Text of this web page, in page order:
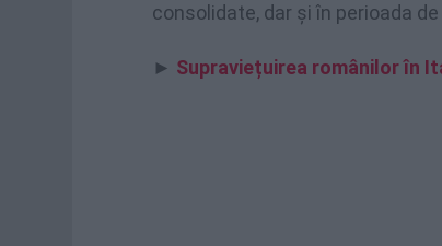
consolidate, dar și în perioada
► Supraviețuirea românilor în